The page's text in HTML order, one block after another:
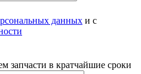
данных и с
запчасти в кратчайшие сроки